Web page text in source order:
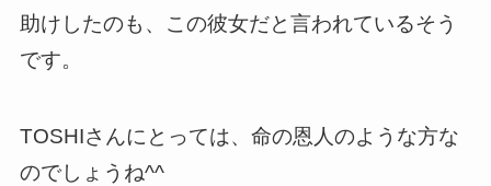
助けしたのも、この彼女だと言われているそう
です。
TOSHIさんにとっては、命の恩人のような方な
のでしょうね^^